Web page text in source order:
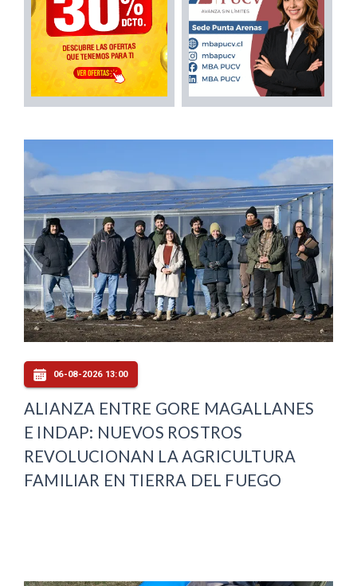
06-08-2026 13:00
ALIANZA ENTRE GORE MAGALLANES
E INDAP: NUEVOS ROSTROS
REVOLUCIONAN LA AGRICULTURA
FAMILIAR EN TIERRA DEL FUEGO